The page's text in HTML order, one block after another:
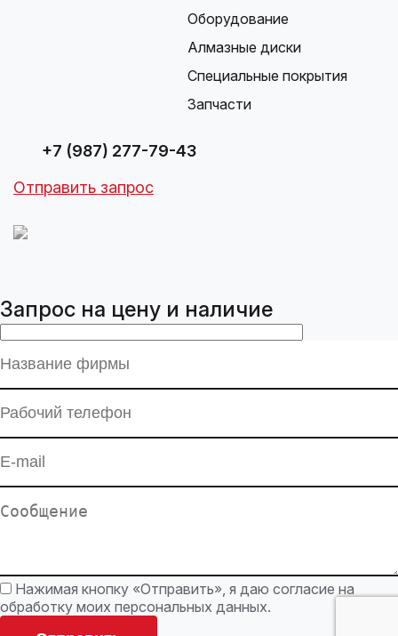
Оборудование
Алмазные диски
Специальные покрытия
Запчасти
+7 (987) 277-79-43
Отправить запрос
Запрос на цену и наличие
Нажимая кнопку «Отправить», я даю согласие на
обработку моих персональных данных.